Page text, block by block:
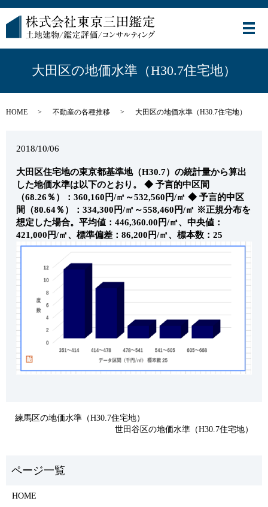
メ
大田区の地価水準（H30.7住宅地）
HOME 不動産の各種推移 大田区の地価水準（H30.7住宅地）
2018/10/06
大田区住宅地の東京都基準地（H30.7）の統計量から算出
した地価水準は以下のとおり。
◆ 予言的中区間
（68.26％）：360,160円/㎡～532,560円/㎡ ◆ 予言的中区
間（80.64％）：334,300円/㎡～558,460円/㎡ ※正規分布を
想定した場合。平均値：446,360.00円/㎡、中央値：
421,000円/㎡、標準偏差：86,200円/㎡、標本数：25
練馬区の地価水準（H30.7住宅地）
世田谷区の地価水準（H30.7住宅地）
HOME